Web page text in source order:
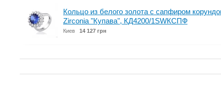
Кольцо из белого золота с сапфиром
Zirconia "Купава", КД4200/1SWКСПФ
Киев 14 127 грн